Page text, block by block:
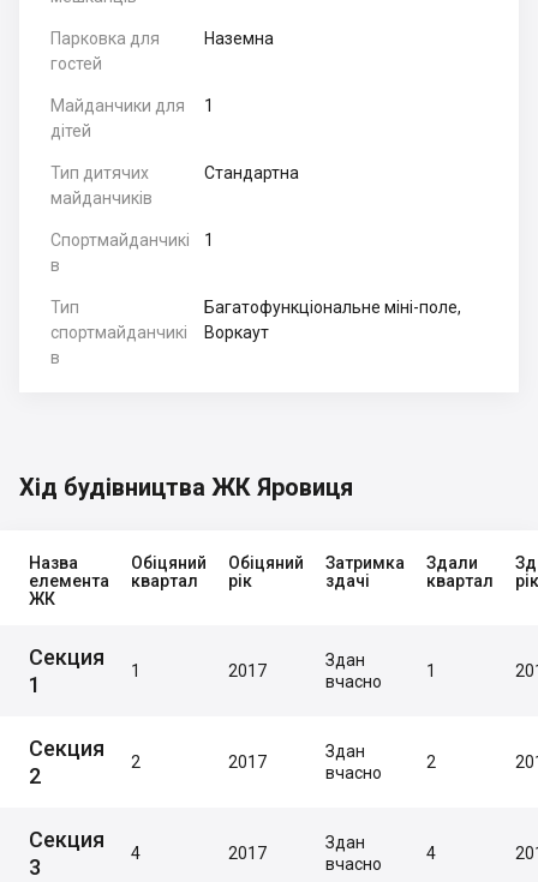
Парковка для
гостей
Наземна
Майданчики для
дітей
1
Тип дитячих
майданчиків
Стандартна
Спортмайданчикі
в
1
Тип
спортмайданчикі
в
Багатофункціональне міні-поле,
Воркаут
Хід будівництва ЖК Яровиця
Назва
елемента
ЖК
Обіцяний
квартал
Обіцяний
рік
Затримка
здачі
Здали
квартал
рік
Секция
1
1 2017
Здан
вчасно
1
Секция
2
2 2017
Здан
вчасно
2
Секция
3
4 2017
Здан
вчасно
4